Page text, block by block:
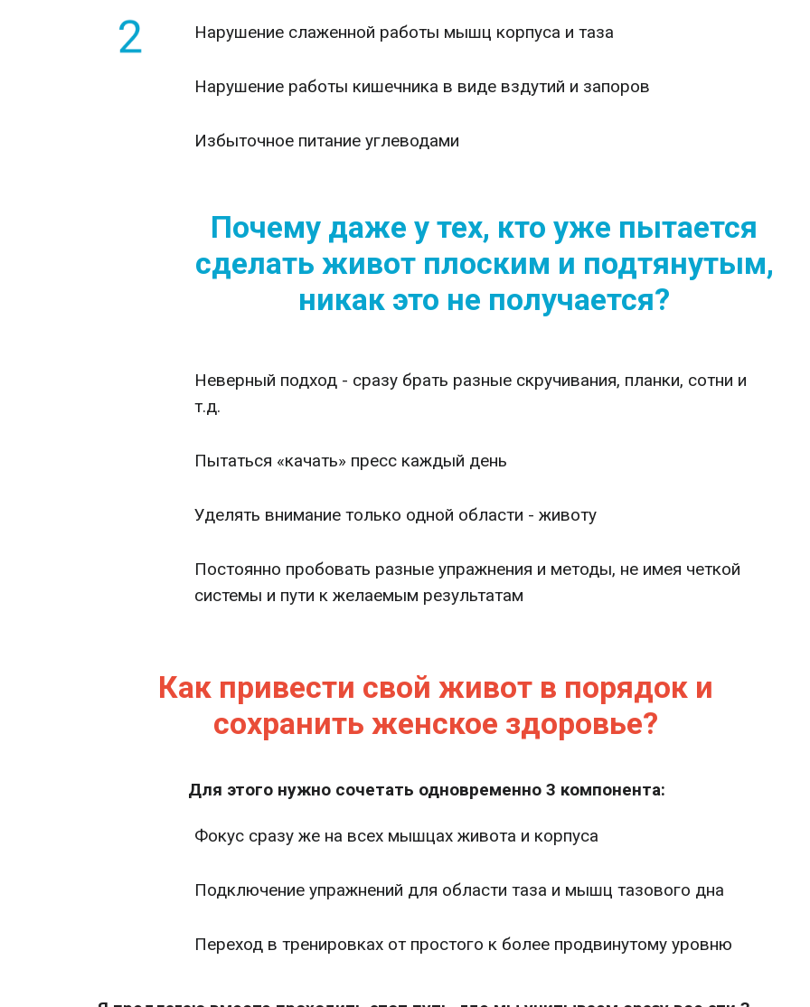
Нарушение слаженной работы мышц корпуса и таза
Нарушение работы кишечника в виде вздутий и запоров
Избыточное питание углеводами
Почему даже у тех, кто уже пытается
сделать живот плоским и подтянутым,
никак это не получается?
Неверный подход - сразу брать разные скручивания, планки, сотни и
т.д.
Пытаться «качать» пресс каждый день
Уделять внимание только одной области - животу
Постоянно пробовать разные упражнения и методы, не имея четкой
системы и пути к желаемым результатам
Как привести свой живот в порядок и
сохранить женское здоровье?
Для этого нужно сочетать одновременно 3 компонента:
Фокус сразу же на всех мышцах живота и корпуса
Подключение упражнений для области таза и мышц тазового дна
Переход в тренировках от простого к более продвинутому уровню